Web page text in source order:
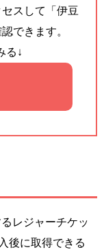
スして「伊豆
できます。
る↓
レジャーチケッ
後に取得できる